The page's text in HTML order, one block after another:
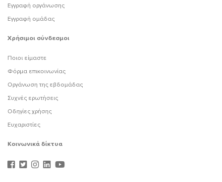
Εγγραφή οργάνωσης
Εγγραφή ομάδας
Χρήσιμοι σύνδεσμοι
Ποιοι είμαστε
Φόρμα επικοινωνίας
Οργάνωση της εβδομάδας
Συχνές ερωτήσεις
Οδηγίες χρήσης
Ευχαριστίες
Κοινωνικά δίκτυα